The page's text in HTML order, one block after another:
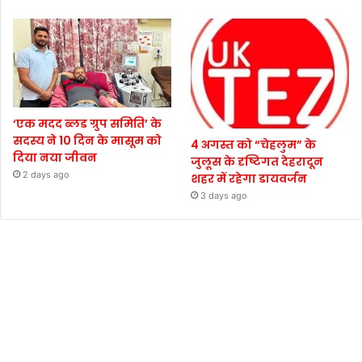
‘एक मदद ब्लड ग्रुप समिति’ के
सदस्य ने 10 दिन के मासूम को
दिया नया जीवन
2 days ago
4 अगस्त को “चेहलुम” के
जुलूस के दृष्टिगत देहरादून
शहर में रहेगा डायवर्जन
3 days ago